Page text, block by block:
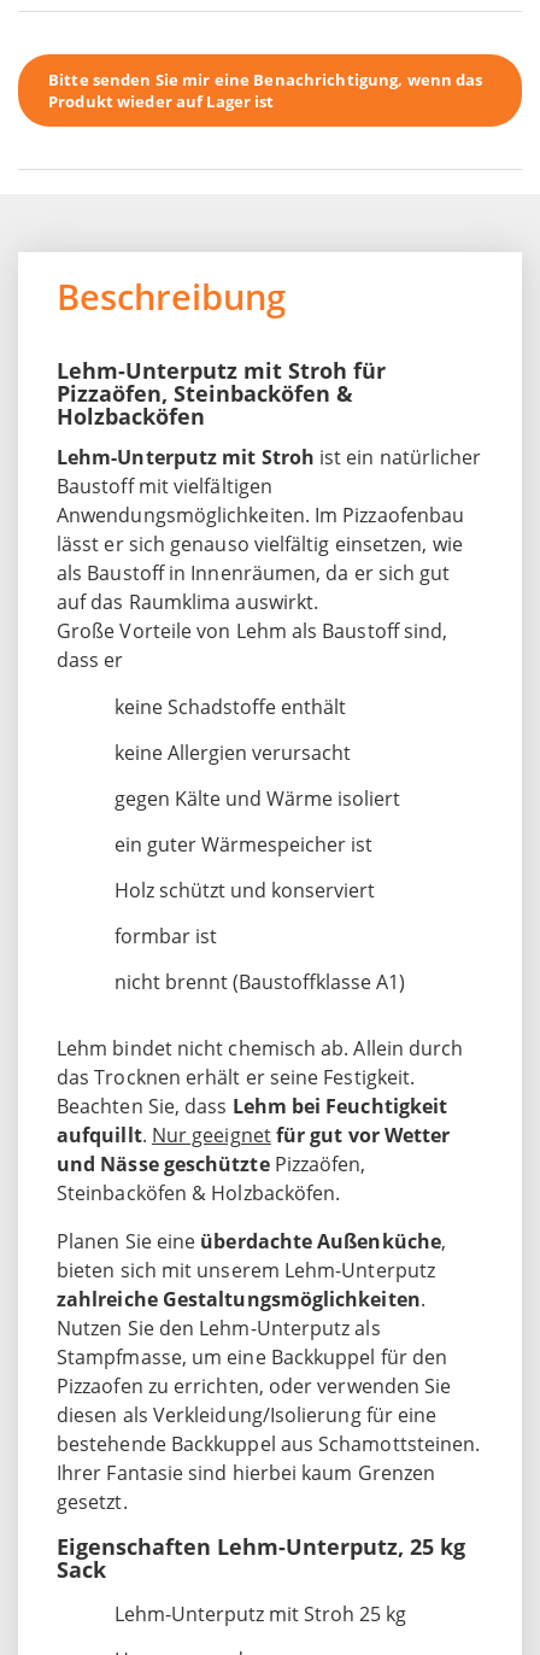
Bitte senden Sie mir eine Benachrichtigung, wenn das
Produkt wieder auf Lager ist
Beschreibung
Lehm-Unterputz mit Stroh für
Pizzaöfen, Steinbacköfen &
Holzbacköfen
Lehm-Unterputz mit Stroh ist ein natürlicher
Baustoff mit vielfältigen
Anwendungsmöglichkeiten. Im Pizzaofenbau
lässt er sich genauso vielfältig einsetzen, wie
als Baustoff in Innenräumen, da er sich gut
auf das Raumklima auswirkt.
Große Vorteile von Lehm als Baustoff sind,
dass er
keine Schadstoffe enthält
keine Allergien verursacht
gegen Kälte und Wärme isoliert
ein guter Wärmespeicher ist
Holz schützt und konserviert
formbar ist
nicht brennt (Baustoffklasse A1)
Lehm bindet nicht chemisch ab. Allein durch
das Trocknen erhält er seine Festigkeit.
Beachten Sie, dass Lehm bei Feuchtigkeit
aufquillt. Nur geeignetfür gut vor Wetter
und Nässe geschütztePizzaöfen,
Steinbacköfen & Holzbacköfen.
Planen Sie eine überdachte Außenküche,
bieten sich mit unserem Lehm-Unterputz
zahlreiche Gestaltungsmöglichkeiten.
Nutzen Sie den Lehm-Unterputz als
Stampfmasse, um eine Backkuppel für den
Pizzaofen zu errichten, oder verwenden Sie
diesen als Verkleidung/Isolierung für eine
bestehende Backkuppel aus Schamottsteinen.
Ihrer Fantasie sind hierbei kaum Grenzen
gesetzt.
Eigenschaften Lehm-Unterputz, 25 kg
Sack
Lehm-Unterputz mit Stroh 25 kg